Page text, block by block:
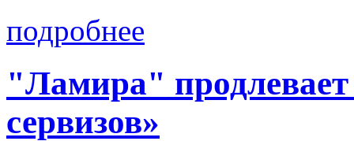
подробнее
"Ламира"
сервизов»